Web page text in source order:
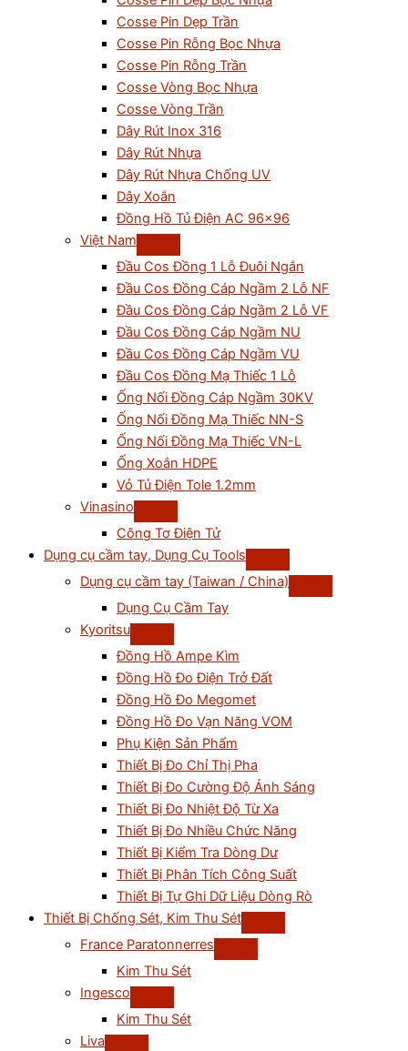
Cosse Pin Dẹp Trần
Cosse Pin Rỗng Bọc Nhựa
Cosse Pin Rỗng Trần
Cosse Vòng Bọc Nhựa
Cosse Vòng Trần
Dây Rút Inox 316
Dây Rút Nhựa
Dây Rút Nhựa Chống UV
Dây Xoắn
Đồng Hồ Tủ Điện AC 96×96
Việt Nam
Đầu Cos Đồng 1 Lỗ Đuôi Ngắn
Đầu Cos Đồng Cáp Ngầm 2 Lỗ NF
Đầu Cos Đồng Cáp Ngầm 2 Lỗ VF
Đầu Cos Đồng Cáp Ngầm NU
Đầu Cos Đồng Cáp Ngầm VU
Đầu Cos Đồng Mạ Thiếc 1 Lỗ
Ống Nối Đồng Cáp Ngầm 30KV
Ống Nối Đồng Mạ Thiếc NN-S
Ống Nối Đồng Mạ Thiếc VN-L
Ống Xoắn HDPE
Vỏ Tủ Điện Tole 1.2mm
Vinasino
Công Tơ Điện Tử
Dụng cụ cầm tay, Dụng Cụ Tools
Dụng cụ cầm tay (Taiwan / China)
Dụng Cụ Cầm Tay
Kyoritsu
Đồng Hồ Ampe Kìm
Đồng Hồ Đo Điện Trở Đất
Đồng Hồ Đo Megomet
Đồng Hồ Đo Vạn Năng VOM
Phụ Kiện Sản Phẩm
Thiết Bị Đo Chỉ Thị Pha
Thiết Bị Đo Cường Độ Ánh Sáng
Thiết Bị Đo Nhiệt Độ Từ Xa
Thiết Bị Đo Nhiều Chức Năng
Thiết Bị Kiểm Tra Dòng Dư
Thiết Bị Phân Tích Công Suất
Thiết Bị Tự Ghi Dữ Liệu Dòng Rò
Thiết Bị Chống Sét, Kim Thu Sét
France Paratonnerres
Kim Thu Sét
Ingesco
Kim Thu Sét
Liva